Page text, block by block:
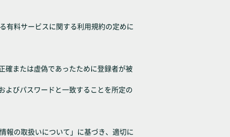
有料サービスに関する利用規約の定めに
確または虚偽であったために登録者が被
よびパスワードと一致することを所定の
報の取扱いについて」に基づき、適切に